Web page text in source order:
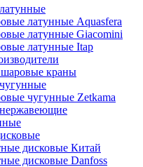
латунные Aquasfera
латунные Giacomini
латунные Itap
краны
чугунные Zetkama
дисковые Китай
дисковые Danfoss